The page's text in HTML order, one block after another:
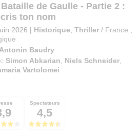
de Gaulle - Partie 2 :
ton nom
2026 | Historique ,Thriller / France
Antonin Baudry
Simon Abkarian Niels Schneider
Vartolomei
Spectateurs
4,5